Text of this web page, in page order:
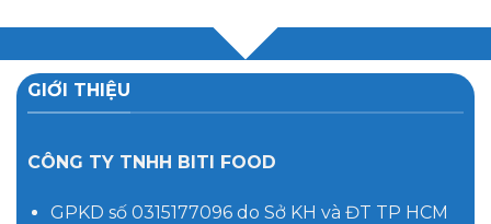
GIỚI THIỆU
CÔNG TY TNHH BITI FOOD
GPKD số 0315177096 do Sở KH và ĐT TP HCM